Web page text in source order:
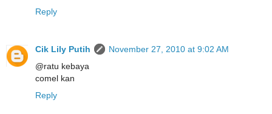
Reply
Cik Lily Putih
November 27, 2010 at 9:02 AM
@ratu kebaya
comel kan
Reply